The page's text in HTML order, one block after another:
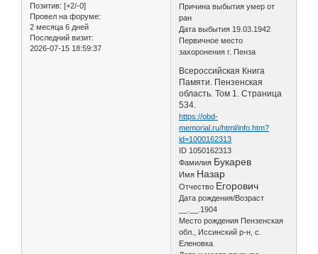
Позитив: [+2/-0]
Провел на форуме:
2 месяца 6 дней
Последний визит:
2026-07-15 18:59:37
Причина выбытия умер от
ран
Дата выбытия 19.03.1942
Первичное место
захоронения г. Пенза
Всероссийская Книга
Памяти. Пензенская
область. Том 1. Страница
534.
https://obd-
memorial.ru/html/info.htm?
id=1000162313
ID 1050162313
Фамилия Букарев
Имя Назар
Отчество Егорович
Дата рождения/Возраст
__.__.1904
Место рождения Пензенская
обл., Иссинский р-н, с.
Еленовка